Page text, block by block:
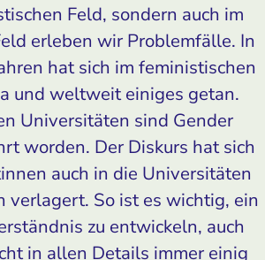
Feld, sondern auch im
erleben wir Problemfälle. In
hat sich im feministischen
und weltweit einiges getan.
Universitäten sind Gender
worden. Der Diskurs hat sich
auch in die Universitäten
verlagert. So ist es wichtig, ein
zu entwickeln, auch
in allen Details immer einig